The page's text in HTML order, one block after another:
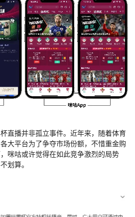
直播并非孤立事件。近年来，随着体育
大平台为了争夺市场份额，不惜重金购
咪咕或许觉得在如此竞争激烈的局势
划算。